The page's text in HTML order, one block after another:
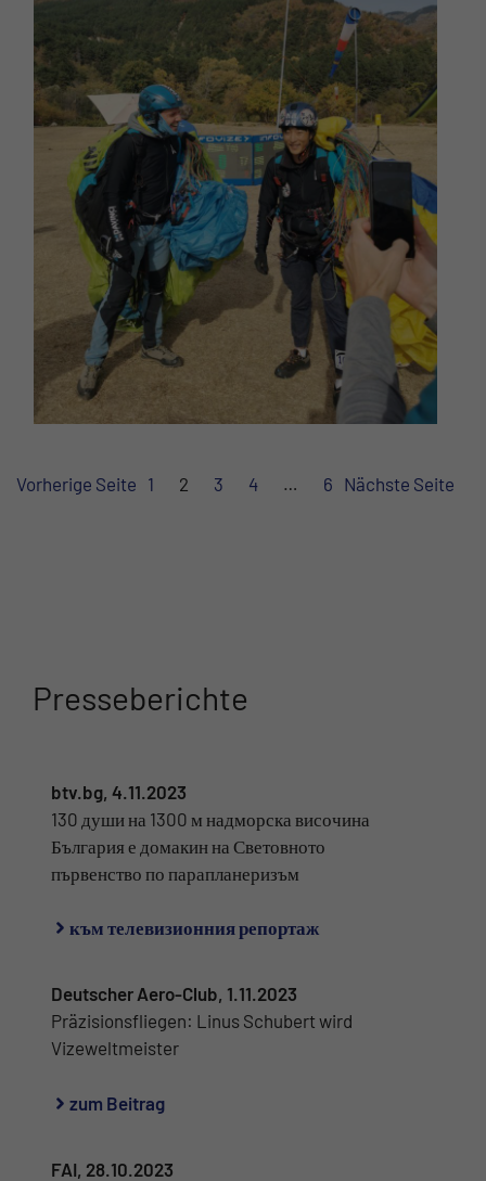
Vorherige Seite 1 2 3 4 … 6 Nächste Seite
Presseberichte
btv.bg, 4.11.2023
130 души на 1300 м надморска височина
България е домакин на Световното
първенство по парапланеризъм
към телевизионния репортаж
Deutscher Aero-Club, 1.11.2023
Präzisionsfliegen: Linus Schubert wird
Vizeweltmeister
zum Beitrag
FAI, 28.10.2023